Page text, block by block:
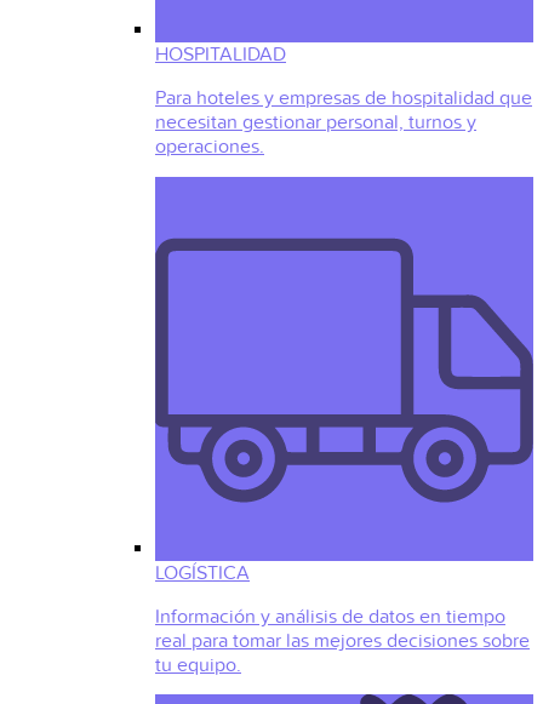
HOSPITALIDAD
Para hoteles y empresas de hospitalidad que
necesitan gestionar personal, turnos y
operaciones.
LOGÍSTICA
Información y análisis de datos en tiempo
real para tomar las mejores decisiones sobre
tu equipo.